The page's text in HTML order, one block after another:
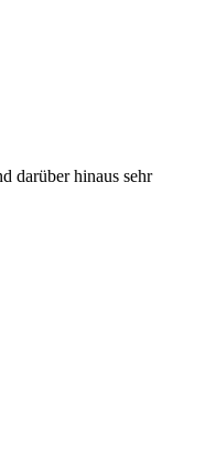
darüber hinaus sehr